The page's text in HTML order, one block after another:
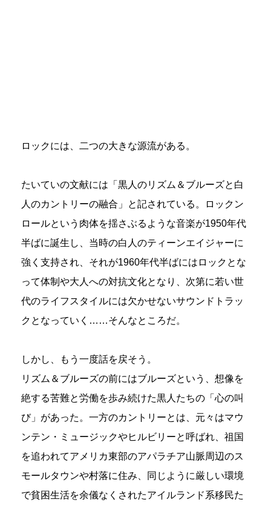
ロックには、二つの大きな源流がある。
たいていの文献には「黒人のリズム＆ブルーズと白
人のカントリーの融合」と記されている。ロックン
ロールという肉体を揺さぶるような音楽が1950年代
半ばに誕生し、当時の白人のティーンエイジャーに
強く支持され、それが1960年代半ばにはロックとな
って体制や大人への対抗文化となり、次第に若い世
代のライフスタイルには欠かせないサウンドトラッ
クとなっていく……そんなところだ。
しかし、もう一度話を戻そう。
リズム＆ブルーズの前にはブルーズという、想像を
絶する苦難と労働を歩み続けた黒人たちの「心の叫
び」があった。一方のカントリーとは、元々はマウ
ンテン・ミュージックやヒルビリーと呼ばれ、祖国
を追われてアメリカ東部のアパラチア山脈周辺のス
モールタウンや村落に住み、同じように厳しい環境
で貧困生活を余儀なくされたアイルランド系移民た